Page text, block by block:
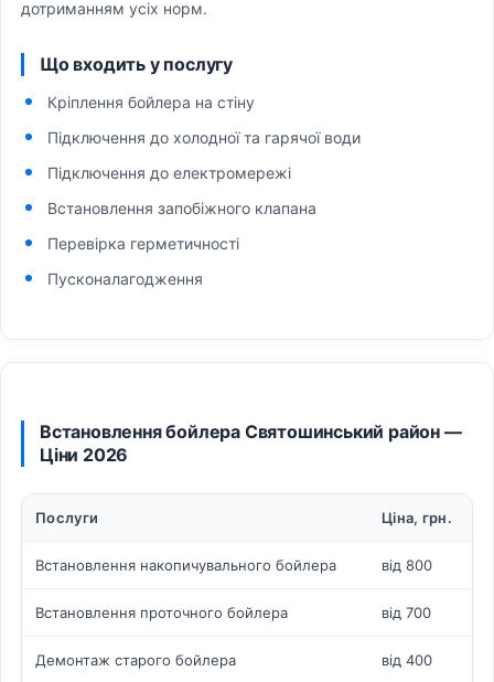
дотриманням усіх норм.
Що входить у послугу
Кріплення бойлера на стіну
Підключення до холодної та гарячої води
Підключення до електромережі
Встановлення запобіжного клапана
Перевірка герметичності
Пусконалагодження
Встановлення бойлера Святошинський район —
Ціни 2026
Послуги Ціна, грн.
Встановлення накопичувального бойлера від 800
Встановлення проточного бойлера від 700
Демонтаж старого бойлера від 400